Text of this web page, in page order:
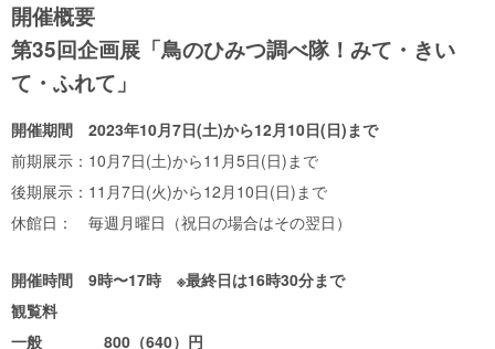
開催概要
第35回企画展「鳥のひみつ調べ隊！みて・きい
て・ふれて」
開催期間 2023年10月7日(土)から12月10日(日)まで
前期展示：10月7日(土)から11月5日(日)まで
後期展示：11月7日(火)から12月10日(日)まで
休館日： 毎週月曜日（祝日の場合はその翌日）
開催時間 9時〜17時 ※最終日は16時30分まで
観覧料
一般 800（640）円